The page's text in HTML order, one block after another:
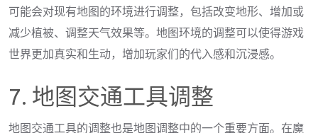
可能会对现有地图的环境进行调整，包括改变地形、增加或
减少植被、调整天气效果等。地图环境的调整可以使得游戏
世界更加真实和生动，增加玩家们的代入感和沉浸感。
7. 地图交通工具调整
地图交通工具的调整也是地图调整中的一个重要方面。在魔